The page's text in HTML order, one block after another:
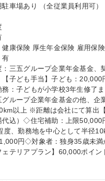
車場あり （全従業員利用可）
健康保険 厚生年金保険 雇用保
有
：三五グループ企業年金基金
【子ども手当】子ども：
務：子どもが小学校3年生修了
グループ企業年金基金の他、
以上 ※距離は会社にて算出
代込）◇住宅補助：上限50,000
度、勤務地を中心として半径
円◇対象者：独身35歳未満
ェテリアプラン】60,000ポイ